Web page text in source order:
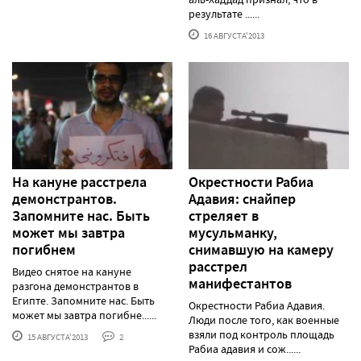
результате ......
16 АВГУСТА'2013
На кануне расстрела
демонстрантов.
Запомните нас. Быть
может мы завтра
погибнем
Видео снятое на кануне
разгона демонстрантов в
Египте. Запомните нас. Быть
может мы завтра погибне......
15 АВГУСТА'2013 2
Окрестности Рабиа
Адавия: снайпер
стреляет в
мусульманку,
снимавшую на камеру
расстрел
манифестантов
Окрестности Рабиа Адавия.
Люди после того, как военные
взяли под контроль площадь
Рабиа адавия и сож......